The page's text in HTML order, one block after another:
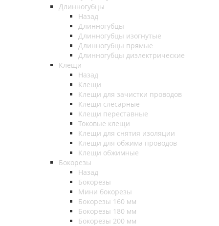
Длинногубцы
Назад
Длинногубцы
Длинногубцы изогнутые
Длинногубцы прямые
Длинногубцы диэлектрические
Клещи
Назад
Клещи
Клещи для зачистки проводов
Клещи слесарные
Клещи переставные
Токовые клещи
Клещи для снятия изоляции
Клещи для обжима проводов
Клещи обжимные
Бокорезы
Назад
Бокорезы
Мини бокорезы
Бокорезы 160 мм
Бокорезы 180 мм
Бокорезы 200 мм